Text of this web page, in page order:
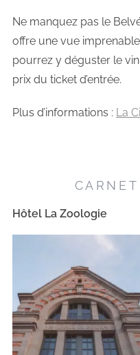
Ne manquez pas le
offre une vue
pourrez y déguster le
prix du ticket d’entrée.
Plus d’informations : La
Hôtel La Zoologie